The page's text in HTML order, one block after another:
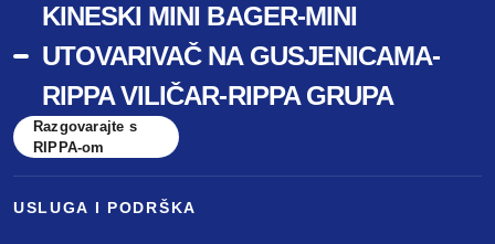
KINESKI MINI BAGER-MINI
UTOVARIVAČ NA GUSJENICAMA-
RIPPA VILIČAR-RIPPA GRUPA
Razgovarajte s
RIPPA-om
USLUGA I PODRŠKA